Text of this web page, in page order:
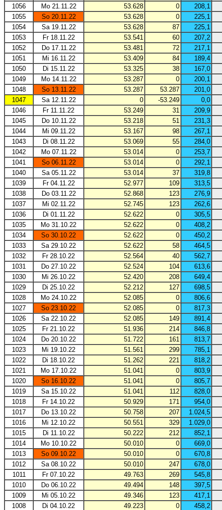
1056
Mo 21.11.22 53.628 0
208,1
1055
So 20.11.22 53.628 0
225,1
1054
Sa 19.11.22 53.628 87
225,1
1053
Fr 18.11.22 53.541 60
207,2
1052
Do 17.11.22 53.481 72
217,1
1051
Mi 16.11.22 53.409 84
189,4
1050
Di 15.11.22 53.325 38
167,0
1049
Mo 14.11.22 53.287 0
200,1
1048
So 13.11.22 53.287 53.287
201,0
1047
Sa 12.11.22 0 -53.249
0,0
1046
Fr 11.11.22 53.249 31
209,9
1045
Do 10.11.22 53.218 51
231,3
1044
Mi 09.11.22 53.167 98
267,1
1043
Di 08.11.22 53.069 55
284,0
1042
Mo 07.11.22 53.014 0
253,7
1041
So 06.11.22 53.014 0
292,1
1040
Sa 05.11.22 53.014 37
319,8
1039
Fr 04.11.22 52.977 109
313,5
1038
Do 03.11.22 52.868 123
276,9
1037
Mi 02.11.22 52.745 123
262,6
1036
Di 01.11.22 52.622 0
305,5
1035
Mo 31.10.22 52.622 0
408,2
1034
So 30.10.22 52.622 0
450,2
1033
Sa 29.10.22 52.622 58
464,5
1032
Fr 28.10.22 52.564 40
562,7
1031
Do 27.10.22 52.524 104
613,6
1030
Mi 26.10.22 52.420 208
649,4
1029
Di 25.10.22 52.212 127
698,5
1028
Mo 24.10.22 52.085 0
806,6
1027
So 23.10.22 52.085 0
817,3
1026
Sa 22.10.22 52.085 149
891,4
1025
Fr 21.10.22 51.936 214
846,8
1024
Do 20.10.22 51.722 161
813,7
1023
Mi 19.10.22 51.561 299
785,1
1022
Di 18.10.22 51.262 221
818,2
1021
Mo 17.10.22 51.041 0
803,9
1020
So 16.10.22 51.041 0
805,7
1019
Sa 15.10.22 51.041 112
828,0
1018
Fr 14.10.22 50.929 171
954,0
1017
Do 13.10.22 50.758 207
1.024,5
1016
Mi 12.10.22 50.551 329
1.029,0
1015
Di 11.10.22 50.222 212
852,1
1014
Mo 10.10.22 50.010 0
669,0
1013
So 09.10.22 50.010 0
670,8
1012
Sa 08.10.22 50.010 247
678,0
1011
Fr 07.10.22 49.763 269
545,8
1010
Do 06.10.22 49.494 148
397,5
1009
Mi 05.10.22 49.346 123
417,1
1008
Di 04.10.22 49.223 0 458,2